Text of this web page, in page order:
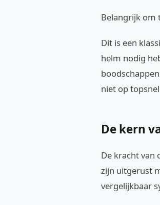
Belangrijk om
Dit is een
helm nodig
niet op
De kern
De kracht van
zijn uitgerust
vergelijkbaar